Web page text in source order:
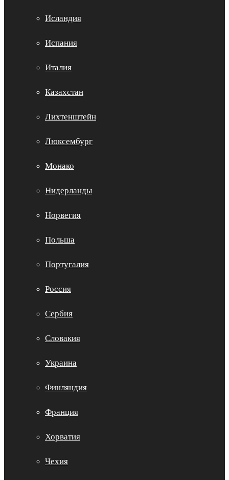
Исландия
Испания
Италия
Казахстан
Лихтенштейн
Люксембург
Монако
Нидерланды
Норвегия
Польша
Португалия
Россия
Сербия
Словакия
Украина
Финляндия
Франция
Хорватия
Чехия